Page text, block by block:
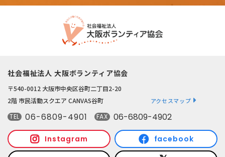
社会福祉法人 大阪ボランティア協会
〒540-0012 大阪市中央区谷町二丁目2-20
2階 市民活動スクエア CANVAS谷町
アクセスマップ
TEL 06-6809-4901 FAX 06-6809-4902
Instagram facebook